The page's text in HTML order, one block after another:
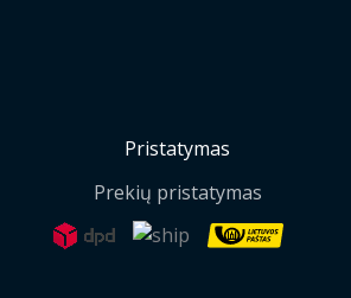
Pristatymas
Prekių pristatymas